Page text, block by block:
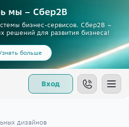
мы – Сбер2B
бизнес-сервисов. Сбер2В –
решений для развития бизнеса!
больше
Вход
дизайнов